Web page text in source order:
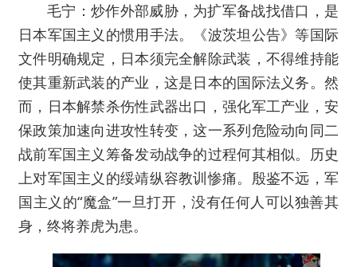
毛宁：炒作外部威胁，为扩军备战找借口，是
日本军国主义的惯用手法。《波茨坦公告》等国际
文件明确规定，日本须完全解除武装，不得维持能
使其重新武装的产业，这是日本的国际法义务。然
而，日本解禁杀伤性武器出口，强化军工产业，安
保政策加速向进攻性转变，这一系列危险动向同二
战前军国主义筹备发动战争的过程何其相似。历史
上对军国主义的绥靖纵容教训惨痛。殷鉴不远，军
国主义的“魔盒”一旦打开，没有任何人可以独善其
身，终将养虎为患。